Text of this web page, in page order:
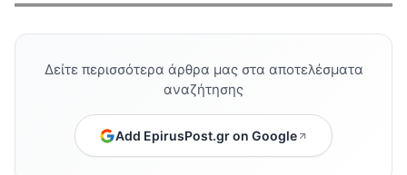
Δείτε περισσότερα άρθρα μας στα αποτελέσματα
αναζήτησης
Add EpirusPost.gr on Google